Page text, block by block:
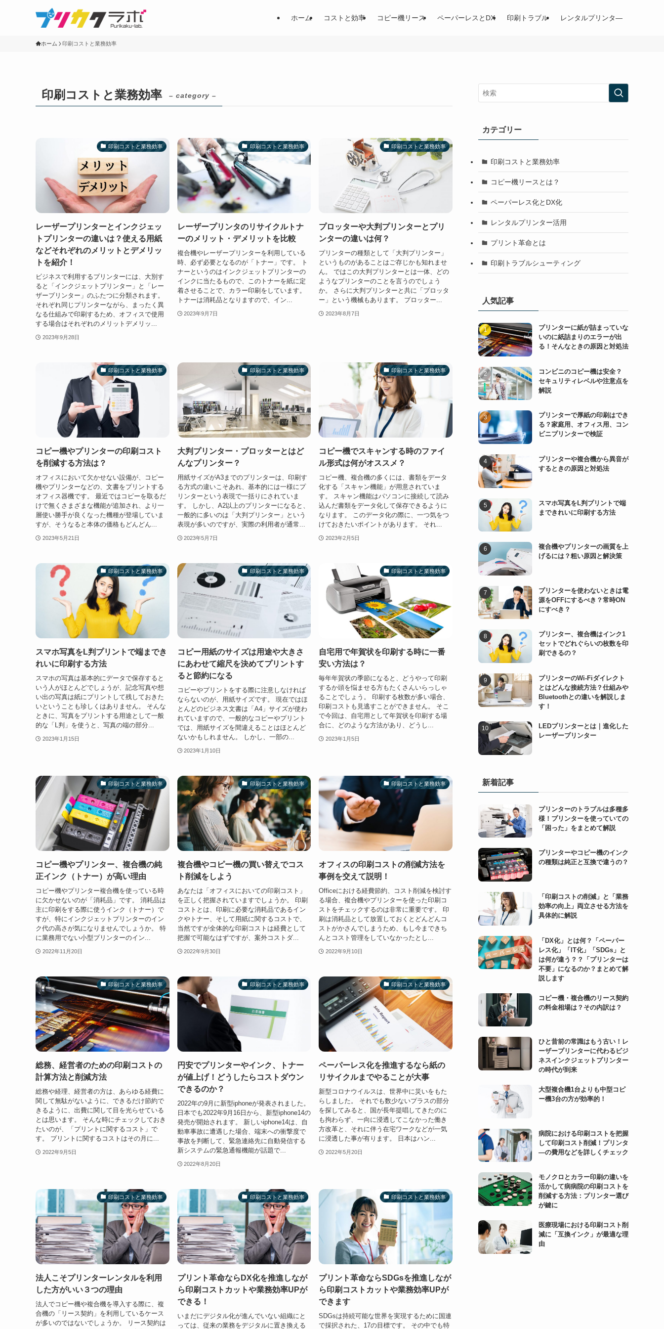
ホーム コストと効率 コピー機リース ペーパーレスとDX 印刷トラブル レンタルプリンタ―
ホーム 印刷コストと業務効率
印刷コストと業務効率 – category –
印刷コストと業務効率
レーザープリンターとインクジェッ
トプリンターの違いは？使える用紙
などそれぞれのメリットとデメリッ
トを紹介！
ビジネスで利用するプリンターには、大別す
ると「インクジェットプリンター」と「レー
ザープリンター」のふたつに分類されます。
それぞれ同じプリンターながら、まったく異
なる仕組みで印刷するため、オフィスで使用
する場合はそれぞれのメリットデメリッ...
2023年9月28日
印刷コストと業務効率
レーザープリンタのリサイクルトナ
ーのメリット・デメリットを比較
複合機やレーザープリンターを利用している
時、必ず必要となるのが「トナー」です。 ト
ナーというのはインクジェットプリンターの
インクに当たるもので、このトナーを紙に定
着させることで、カラー印刷をしています。
トナーは消耗品となりますので、イン...
2023年9月7日
印刷コストと業務効率
プロッターや大判プリンターとプリ
ンターの違いは何？
プリンターの種類として「大判プリンター」
というものがあることはご存じかも知れませ
ん。 ではこの大判プリンターとは一体、どの
ようなプリンターのことを言うのでしょう
か。 さらに大判プリンターと共に「プロッタ
ー」という機械もあります。 プロッター...
2023年8月7日
印刷コストと業務効率
コピー機やプリンターの印刷コスト
を削減する方法は？
オフィスにおいて欠かせない設備が、コピー
機やプリンターなどの、文書をプリントする
オフィス器機です。 最近ではコピーを取るだ
けで無くさまざまな機能が追加され、より一
層使い勝手が良くなった機種が登場していま
すが、そうなると本体の価格もどんどん...
2023年5月21日
印刷コストと業務効率
大判プリンター・プロッターとはど
んなプリンター？
用紙サイズがA3までのプリンターは、印刷す
る方式の違いこそあれ、基本的には一様にプ
リンターという表現で一括りにされていま
す。 しかし、A2以上のプリンターになると、
一般的に多いのは「大判プリンター」という
表現が多いのですが、実際の利用者が通常...
2023年5月7日
印刷コストと業務効率
コピー機でスキャンする時のファイ
ル形式は何がオススメ？
コピー機、複合機の多くには、書類をデータ
化する「スキャン機能」が用意されていま
す。 スキャン機能はパソコンに接続して読み
込んだ書類をデータ化して保存できるように
なります。 このデータ化の際に、一つ気をつ
けておきたいポイントがあります。 それ...
2023年2月5日
印刷コストと業務効率
スマホ写真をL判プリントで端までき
れいに印刷する方法
スマホの写真は基本的にデータで保存すると
いう人がほとんどでしょうが、記念写真や想
い出の写真は紙にプリントして残しておきた
いということも珍しくはありません。 そんな
ときに、写真をプリントする用途として一般
的な「L判」を使うと、写真の端の部分...
2023年1月15日
印刷コストと業務効率
コピー用紙のサイズは用途や大きさ
にあわせて縮尺を決めてプリントす
ると節約になる
コピーやプリントをする際に注意しなければ
ならないのが、用紙サイズです。 現在ではほ
とんどのビジネス文書は「A4」サイズが使わ
れていますので、一般的なコピーやプリント
では、用紙サイズを間違えることはほとんど
ないかもしれません。 しかし、一部の...
2023年1月10日
印刷コストと業務効率
自宅用で年賀状を印刷する時に一番
安い方法は？
毎年年賀状の季節になると、どうやって印刷
するか頭を悩ませる方もたくさんいらっしゃ
ることでしょう。 印刷する枚数が多い場合、
印刷コストも見逃すことができません。 そこ
で今回は、自宅用として年賀状を印刷する場
合に、どのような方法があり、どうし...
2023年1月5日
印刷コストと業務効率
コピー機やプリンター、複合機の純
正インク（トナー）が高い理由
コピー機やプリンター複合機を使っている時
に欠かせないのが「消耗品」です。 消耗品は
主に印刷をする際に使うインク（トナー）で
すが、特にインクジェットプリンターのイン
ク代の高さが気になりませんでしょうか。 特
に業務用でない小型プリンターのイン...
2022年11月20日
印刷コストと業務効率
複合機やコピー機の買い替えでコス
ト削減をしよう
あなたは「オフィスにおいての印刷コスト」
を正しく把握されていますでしょうか。 印刷
コストとは、印刷に必要な消耗品であるイン
クやトナー、そして用紙に関するコストで、
当然ですが全体的な印刷コストは経費として
把握で可能なはずですが、案外コストダ...
2022年9月30日
印刷コストと業務効率
オフィスの印刷コストの削減方法を
事例を交えて説明！
Officeにおける経費節約、コスト削減を検討す
る場合、複合機やプリンターを使った印刷コ
ストをチェックするのは非常に重要です。 印
刷は消耗品として放置しておくとどんどんコ
ストがかさんでしまうため、もし今まできち
んとコスト管理をしていなかったとし...
2022年9月10日
印刷コストと業務効率
総務、経営者のための印刷コストの
計算方法と削減方法
総務や経理、経営者の方は、あらゆる経費に
関して無駄がないように、できるだけ節約で
きるように、出費に関して目を光らせている
とは思います。 そんな時にチェックしておき
たいのが、「プリントに関するコスト」で
す。 プリントに関するコストはその月に...
2022年9月5日
印刷コストと業務効率
円安でプリンターやインク、トナー
が値上げ！どうしたらコストダウン
できるのか？
2022年の9月に新型iphoneが発表されました。
日本でも2022年9月16日から、新型iphone14の
発売が開始されます。 新しいiphone14は、自
動車事故に遭遇した場合、端末への衝撃度で
事故を判断して、緊急連絡先に自動発信する
新システムの緊急通報機能が話題で...
2022年8月20日
印刷コストと業務効率
ペーパーレス化を推進するなら紙の
リサイクルまでやることが大事
新型コロナウイルスは、世界中に災いをもた
らしました。 それでも数少ないプラスの部分
を探してみると、国が長年提唱してきたのに
も拘わらず、一向に浸透してこなかった働き
方改革と、それに伴う在宅ワークなどが一気
に浸透した事が有ります。 日本はハン...
2022年5月20日
印刷コストと業務効率
法人こそプリンターレンタルを利用
した方がいい３つの理由
法人でコピー機や複合機を導入する際に、複
合機の「リース契約」を利用しているケース
が多いのではないでしょうか。 リース契約は
印刷コストと業務効率
プリント革命ならDX化を推進しなが
ら印刷コストカットや業務効率UPが
できる！
いまだにデジタル化が進んでいない組織にと
っては、従来の業務をデジタルに置き換える
印刷コストと業務効率
プリント革命ならSDGsを推進しなが
ら印刷コストカットや業務効率UPが
できます
SDGsは持続可能な世界を実現するために国連
で採択された、17の目標です。 その中でも特
カテゴリー
印刷コストと業務効率
コピー機リースとは？
ペーパーレス化とDX化
レンタルプリンター活用
プリント革命とは
印刷トラブルシューティング
人気記事
プリンターに紙が詰まっていな
いのに紙詰まりのエラーが出
る！そんなときの原因と対処法
コンビニのコピー機は安全？
セキュリティレベルや注意点を
解説
プリンターで厚紙の印刷はでき
る？家庭用、オフィス用、コン
ビニプリンターで検証
プリンターや複合機から異音が
するときの原因と対処法
スマホ写真をL判プリントで端
まできれいに印刷する方法
複合機やプリンターの画質を上
げるには？粗い原因と解決策
プリンターを使わないときは電
源をOFFにするべき？常時ON
にすべき？
プリンター、複合機はインク1
セットでどれぐらいの枚数を印
刷できるの？
プリンターのWi-Fiダイレクト
とはどんな接続方法？仕組みや
Bluetoothとの違いを解説しま
す！
LEDプリンターとは｜進化した
レーザープリンター
新着記事
プリンターのトラブルは多種多
様！プリンターを使っていての
「困った」をまとめて解説
プリンターやコピー機のインク
の種類は純正と互換で違うの？
「印刷コストの削減」と「業務
効率の向上」両立させる方法を
具体的に解説
「DX化」とは何？「ペーパー
レス化」「IT化」「SDGs」と
は何が違う？？「プリンターは
不要」になるのか？まとめて解
説します
コピー機・複合機のリース契約
の料金相場は？その内訳は？
ひと昔前の常識はもう古い！レ
ーザープリンターに代わるビジ
ネスインクジェットプリンター
の時代が到来
大型複合機1台よりも中型コピ
ー機3台の方が効率的！
病院における印刷コストを把握
して印刷コスト削減！プリンタ
―の費用などを詳しくチェック
モノクロとカラー印刷の違いを
活かして病病院の印刷コストを
削減する方法：プリンター選び
が鍵に
医療現場における印刷コスト削
減に「互換インク」が最適な理
由